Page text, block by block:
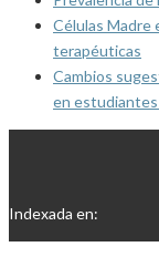
Células Madre
terapéuticas
Cambios
en estudiantes
Indexada en: